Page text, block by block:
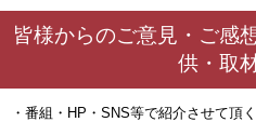
皆様からのご意見・ご感
供・取
・番組・HP・SNS等で紹介させて頂